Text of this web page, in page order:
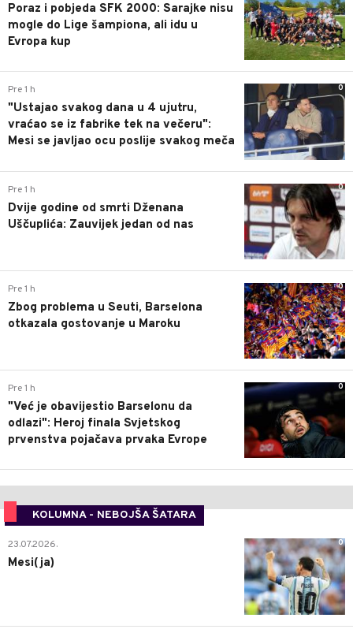
Poraz i pobjeda SFK 2000: Sarajke nisu
mogle do Lige šampiona, ali idu u
Evropa kup
0
Pre 1 h
"Ustajao svakog dana u 4 ujutru,
vraćao se iz fabrike tek na večeru":
Mesi se javljao ocu poslije svakog meča
0
Pre 1 h
Dvije godine od smrti Dženana
Uščuplića: Zauvijek jedan od nas
0
Pre 1 h
Zbog problema u Seuti, Barselona
otkazala gostovanje u Maroku
0
Pre 1 h
"Već je obavijestio Barselonu da
odlazi": Heroj finala Svjetskog
prvenstva pojačava prvaka Evrope
KOLUMNA - NEBOJŠA ŠATARA
0
23.07.2026.
Mesi(ja)